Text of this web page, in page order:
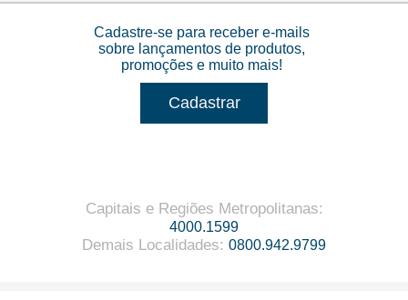
Cadastre-se para receber e-mails
sobre lançamentos de produtos,
promoções e muito mais!
Cadastrar
Capitais e Regiões Metropolitanas:
4000.1599
Demais Localidades: 0800.942.9799